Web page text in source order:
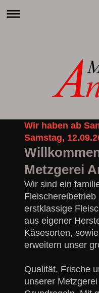
Wir haben ab
Samstag,
Metzgerei
Wir sind ein
erstklassige
aus eigener
Käsesorten,
erweitern unser
Qualität, Frische
unserer